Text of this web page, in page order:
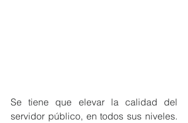
Se tiene que elevar la calidad del
servidor público, en todos sus niveles.